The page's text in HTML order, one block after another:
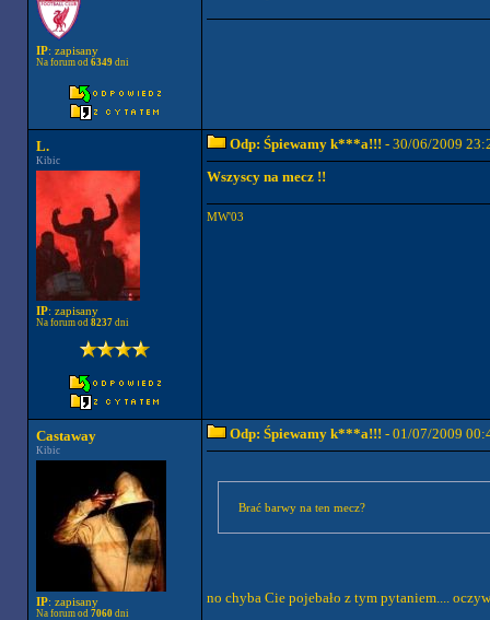
IP: zapisany
Na forum od 6349dni
L.
Kibic
IP: zapisany
Na forum od 8237dni
Odp: Śpiewamy k***a!!! - 30/06/2009
Wszyscy na mecz !!
MW'03
Castaway
Kibic
IP: zapisany
Na forum od 7060dni
Odp: Śpiewamy k***a!!! - 01/07/2009
Brać barwy na ten mecz?
no chyba Cie pojebało z tym pytaniem....